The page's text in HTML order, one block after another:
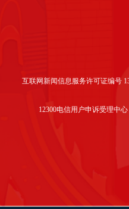
互联网新闻信息服务许可证编号
12300电信用户申诉受理中心